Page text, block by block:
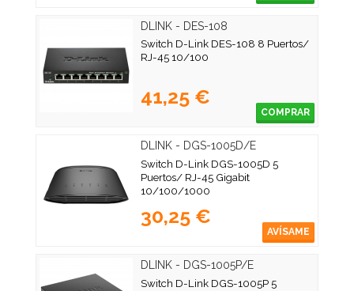
DLINK - DES-108
Switch D-Link DES-108 8 Puertos/
RJ-45 10/100
41,25 €
COMPRAR
DLINK - DGS-1005D/E
Switch D-Link DGS-1005D 5
Puertos/ RJ-45 Gigabit
10/100/1000
30,25 €
AVÍSAME
DLINK - DGS-1005P/E
Switch D-Link DGS-1005P 5